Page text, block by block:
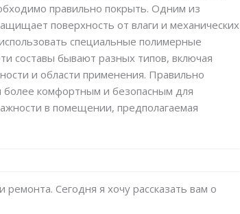
правильно покрыть. Одним из
поверхность от влаги и механических
специальные полимерные
составы бывают разных типов, включая
и области применения. Правильно
комфортным и безопасным для
в помещении, предполагаемая
Сегодня я хочу рассказать вам о